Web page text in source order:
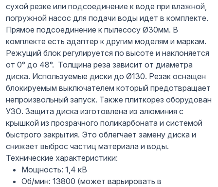
сухой резке или подсоединение к воде при влажной,
погружной насос для подачи воды идет в комплекте.
Прямое подсоединение к пылесосу Ø30мм. В
комплекте есть адаптер к другим моделям и маркам.
Режущий блок регулируется по высоте и наклоняется
от 0° до 48°. Толщина реза зависит от диаметра
диска. Используемые диски до Ø130. Резак оснащен
блокируемым выключателем который предотвращает
непроизвольный запуск. Также плиткорез оборудован
УЗО. Защита диска изготовлена из алюминия с
крышкой из прозрачного поликарбоната и системой
быстрого закрытия. Это облегчает замену диска и
снижает выброс частиц материала и воды.
Технические характеристики:
Мощность: 1,4 кВ
Об/мин: 13800 (может варьировать в